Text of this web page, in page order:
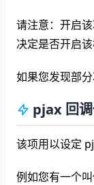
请注意：开启
决定是否开启该
如果您发现部
pjax 回
该项用以设定
例如您有一个